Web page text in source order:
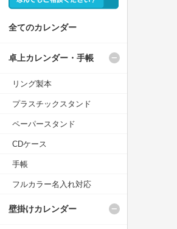
全てのカレンダー
卓上カレンダー・手帳
リング製本
プラスチックスタンド
ペーパースタンド
CDケース
手帳
フルカラー名入れ対応
壁掛けカレンダー